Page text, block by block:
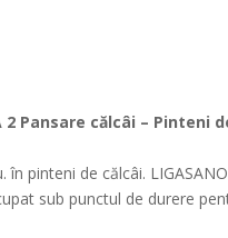
2 Pansare călcâi – Pinteni
în pinteni de călcâi.
sub punctul de durere